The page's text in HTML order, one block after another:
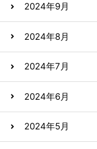
2024年9月
2024年8月
2024年7月
2024年6月
2024年5月